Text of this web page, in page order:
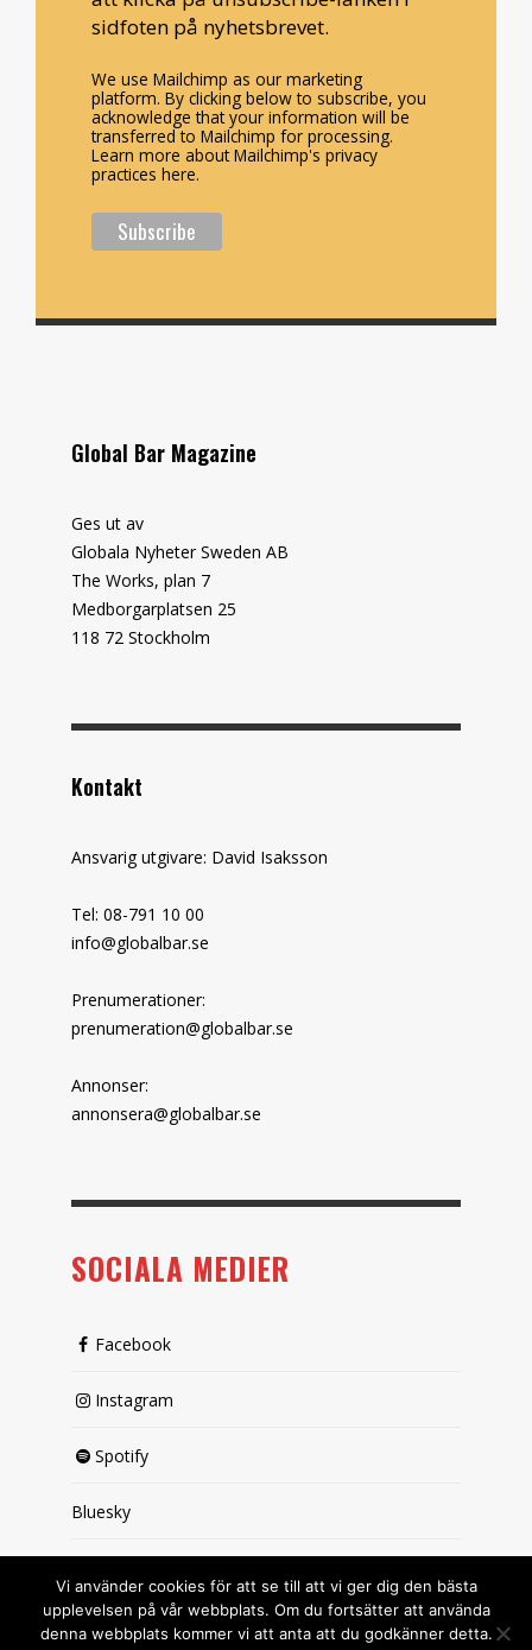
sidfoten på nyhetsbrevet.
We use Mailchimp as our marketing
platform. By clicking below to subscribe, you
acknowledge that your information will be
transferred to Mailchimp for processing.
Learn more about Mailchimp's privacy
practices here.
Global Bar Magazine
Ges ut av
Globala Nyheter Sweden AB
The Works, plan 7
Medborgarplatsen 25
118 72 Stockholm
Kontakt
Ansvarig utgivare: David Isaksson
Tel: 08-791 10 00
info@globalbar.se
Prenumerationer:
prenumeration@globalbar.se
Annonser:
annonsera@globalbar.se
SOCIALA MEDIER
Facebook
Instagram
Spotify
Bluesky
Vi använder cookies för att se till att vi ger dig den bästa
upplevelsen på vår webbplats. Om du fortsätter att använda
denna webbplats kommer vi att anta att du godkänner detta.